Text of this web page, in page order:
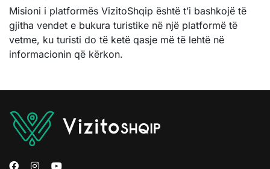
Misioni i platformës VizitoShqip është t’i bashkojë të
gjitha vendet e bukura turistike në një platformë të
vetme, ku turisti do të ketë qasje më të lehtë në
informacionin që kërkon.